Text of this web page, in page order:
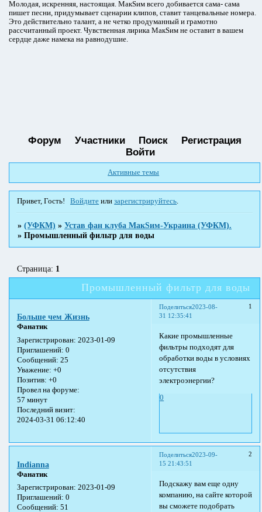
Молодая, искренняя, настоящая. МакSим всего добивается сама- сама
пишет песни, придумывает сценарии клипов, ставит танцевальные номера.
Это действительно талант, а не четко продуманный и грамотно
рассчитанный проект. Чувственная лирика МакSим не оставит в вашем
сердце даже намека на равнодушие.
Форум Участники Поиск
Регистрация
Войти
Активные темы
Привет, Гость! Войдите илизарегистрируйтесь
»(УФКМ) »Устав фан клуба МакSим-Украина (УФКМ).
»Промышленный фильтр для воды
Промышленный фильтр для воды
Страница: 1
Поделиться 1
2023-08-
31 12:35:41
Больше чем Жизнь
Фанатик
Зарегистрирован: 2023-01-09
Приглашений: 0
Сообщений: 25
Уважение: +0
Позитив: +0
Провел на форуме:
57 минут
Последний визит:
2024-03-31 06:12:40
Какие промышленные
фильтры подходят для
обработки воды в условиях
отсутствия
электроэнергии?
0
Поделиться 2
2023-09-
15 21:43:51
Indianna
Фанатик
Зарегистрирован: 2023-01-09
Приглашений: 0
Сообщений: 51
Подскажу вам еще одну
компанию, на сайте которой
вы сможете подобрать